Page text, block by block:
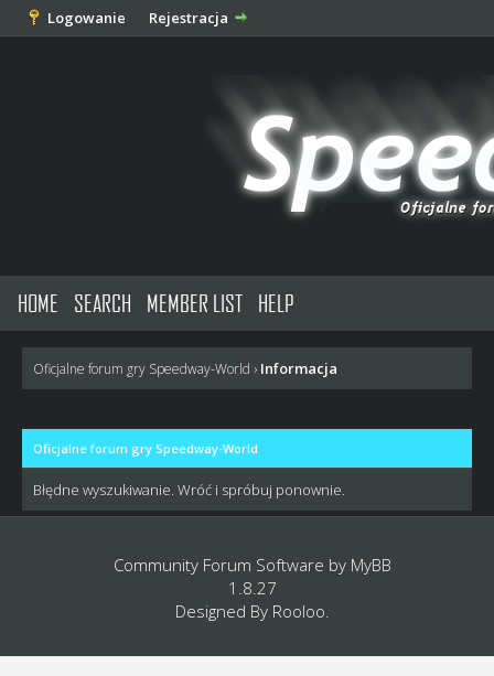
Logowanie Rejestracja
HOME SEARCH MEMBER LIST HELP
Oficjalne forum gry Speedway-World › Informacja
Oficjalne forum gry Speedway-World
Błędne wyszukiwanie. Wróć i spróbuj ponownie.
Community Forum Software by MyBB
1.8.27
Designed By Rooloo.